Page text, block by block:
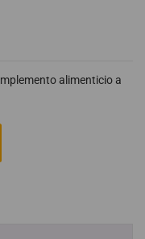
alimenticio a